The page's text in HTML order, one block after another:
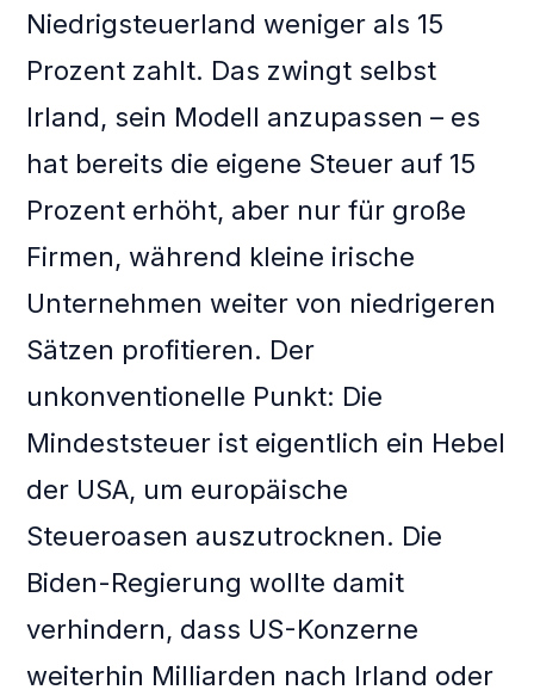
Niedrigsteuerland weniger als 15
Prozent zahlt. Das zwingt selbst
Irland, sein Modell anzupassen – es
hat bereits die eigene Steuer auf 15
Prozent erhöht, aber nur für große
Firmen, während kleine irische
Unternehmen weiter von niedrigeren
Sätzen profitieren. Der
unkonventionelle Punkt: Die
Mindeststeuer ist eigentlich ein Hebel
der USA, um europäische
Steueroasen auszutrocknen. Die
Biden-Regierung wollte damit
verhindern, dass US-Konzerne
weiterhin Milliarden nach Irland oder